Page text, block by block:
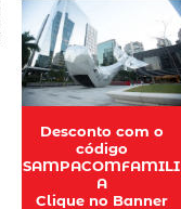
Desconto com o
código
SAMPACOMFAMILI
A
Clique no Banner